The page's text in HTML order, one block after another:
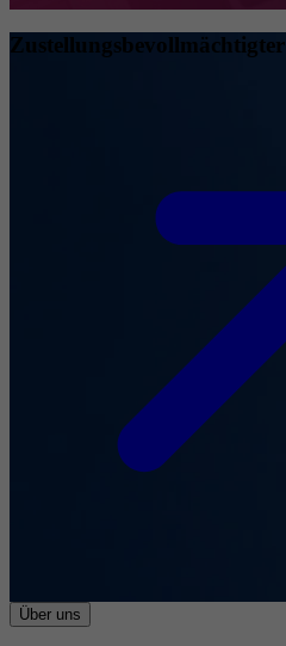
Zustellungsbevollmächtigter
Über uns